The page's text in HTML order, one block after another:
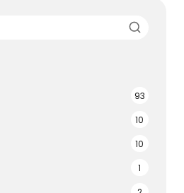
93
10
10
1